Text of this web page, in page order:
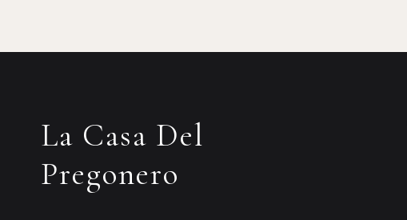
La Casa Del
Pregonero